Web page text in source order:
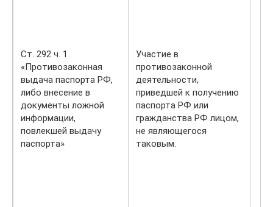
Ст. 292 ч. 1
«Противозаконная
выдача паспорта РФ,
либо внесение в
документы ложной
информации,
повлекшей выдачу
паспорта»
Участие в
противозаконной
деятельности,
приведшей к получению
паспорта РФ или
гражданства РФ лицом,
не являющегося
таковым.